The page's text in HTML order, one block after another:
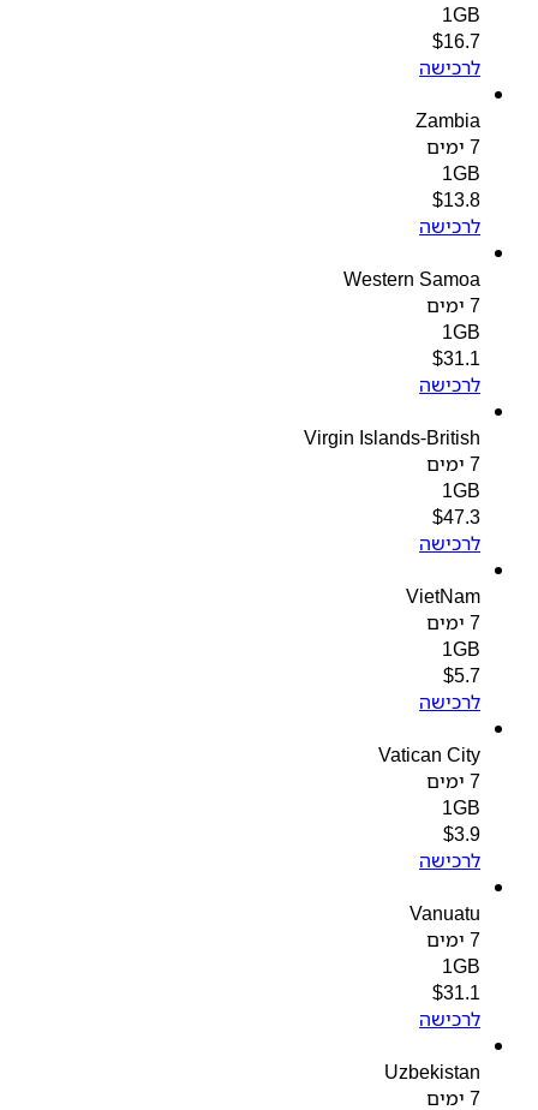
1GB
$16.7
לרכישה
Zambia
1GB
$13.8
לרכישה
Western Samoa
1GB
$31.1
לרכישה
Virgin Islands-British
1GB
$47.3
לרכישה
VietNam
1GB
$
לרכישה
Vatican City
1GB
$
לרכישה
Vanuatu
1GB
$31.1
לרכישה
Uzbekistan